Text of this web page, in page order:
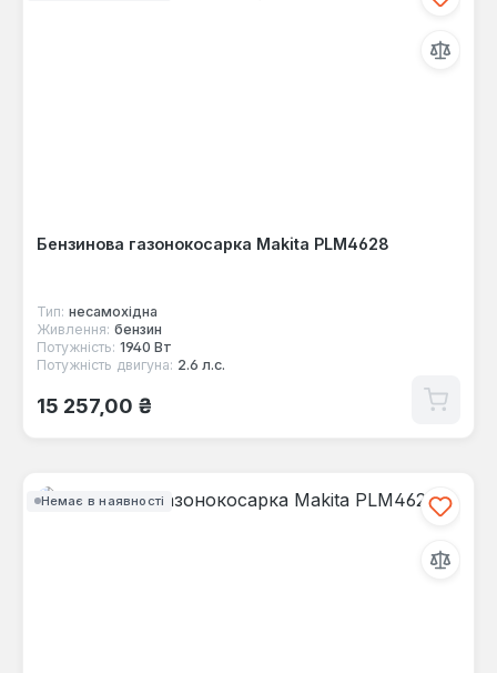
Бензинова газонокосарка Makita PLM4628
Тип: несамохідна
Живлення: бензин
Потужність: 1940 Вт
Потужність двигуна: 2.6 л.с.
Звичайна ціна:
15 257,00 ₴
Немає в наявності